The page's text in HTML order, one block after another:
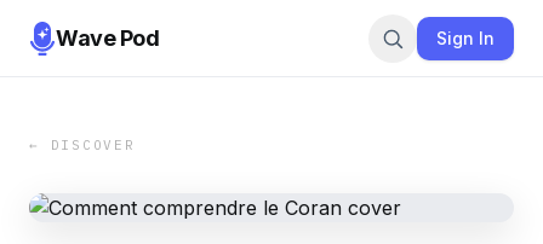
Wave Pod Sign In
← DISCOVER